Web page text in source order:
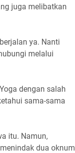
juga melibatkan
ya. Nanti
melalui
dengan salah
sama-sama
itu. Namun,
dua oknum